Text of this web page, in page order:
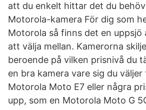
att du enkelt hittar det du
Motorola-kamera För dig som
Motorola så finns det en uppsjö
att välja mellan. Kamerorna
beroende på vilken prisnivå du
en bra kamera vare sig du väljer
Motorola Moto E7 eller några
upp, som en Motorola Moto G